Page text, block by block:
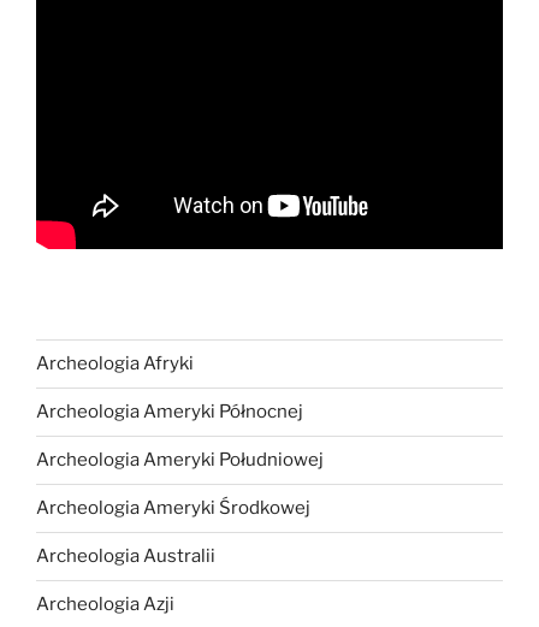
Archeologia Afryki
Archeologia Ameryki Północnej
Archeologia Ameryki Południowej
Archeologia Ameryki Środkowej
Archeologia Australii
Archeologia Azji